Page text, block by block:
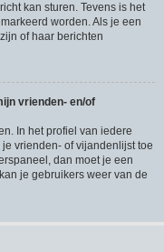
kan sturen. Tevens is het
worden. Als je een
of haar berichten
vrienden- en/of
In het profiel van iedere
vrienden- of vijandenlijst toe
dan moet je een
je gebruikers weer van de